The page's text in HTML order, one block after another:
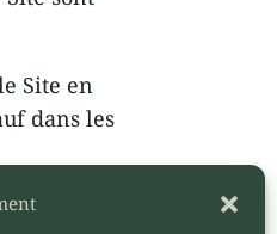
Site en
dans les